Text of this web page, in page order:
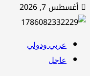
أغسطس 7, 2026
عربي ودولي
عاجل